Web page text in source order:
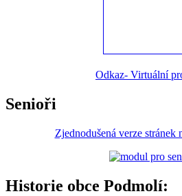
Odkaz- Virtuální
Senioři
Zjednodušená verze stránek
Historie obce Podmolí: